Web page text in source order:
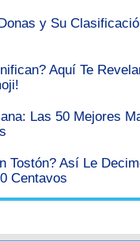
y Su
Aquí Te
Las 50 Mejores
Tostón? Así Le
Centavos